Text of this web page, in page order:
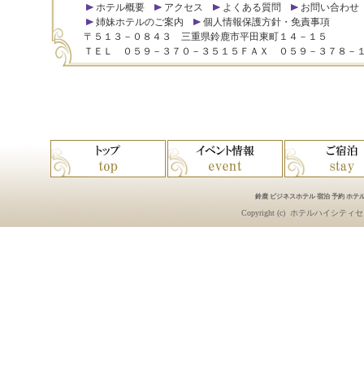
ホテル概要 アクセス よくある質問
お問い合わせ
姉妹ホテルのご案内
個人情報保護方針・免責事項
〒５１３－０８４３ 三重県鈴鹿市平田東町１４－１５
ＴＥＬ ０５９－３７０－３５１５ＦＡＸ ０５９－３７８－
鈴鹿 ビジネスホテル 宿泊 予約 ホテ
Copyright (c) ホテルハイシティ